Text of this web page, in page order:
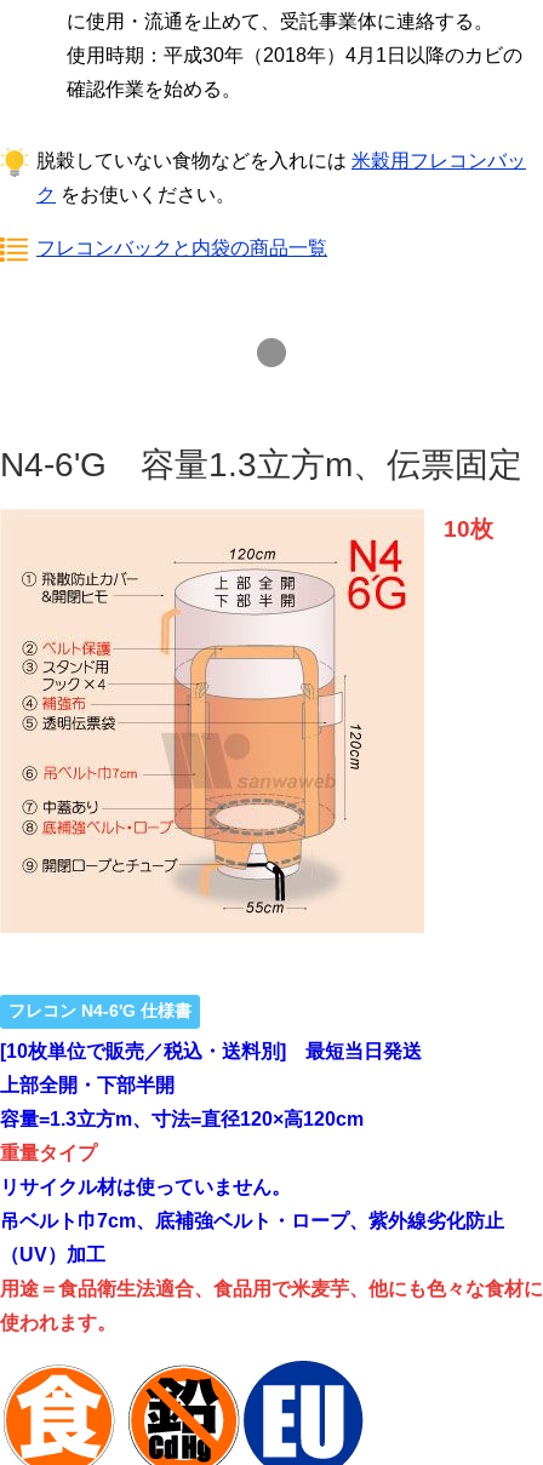
に使用・流通を止めて、受託事業体に連絡する。
使用時期：平成30年（2018年）4月1日以降のカビの
確認作業を始める。
脱穀していない食物などを入れには 米穀用フレコンバッ
ク をお使いください。
フレコンバックと内袋の商品一覧
N4-6'G 容量1.3立方m、伝票固定
10枚
フレコン N4-6'G 仕様書
[10枚単位で販売／税込・送料別] 最短当日発送
上部全開・下部半開
容量=1.3立方m、寸法=直径120×高120cm
重量タイプ
リサイクル材は使っていません。
吊ベルト巾7cm、底補強ベルト・ロープ、紫外線劣化防止
（UV）加工
用途＝食品衛生法適合、食品用で米麦芋、他にも色々な食材に
使われます。